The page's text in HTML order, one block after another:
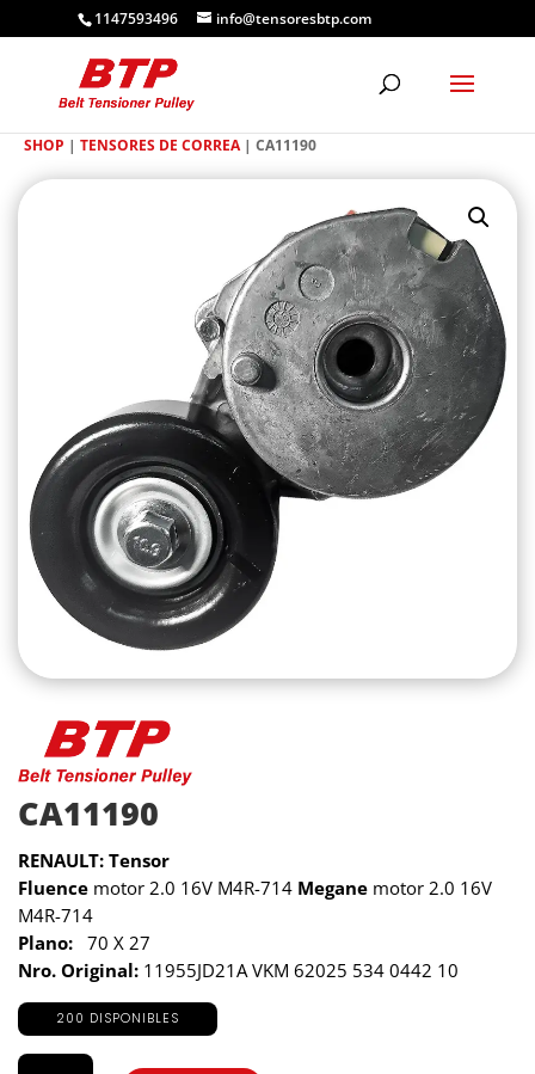
1147593496 info@tensoresbtp.com
SHOP | TENSORES DE CORREA| CA11190
CA11190
RENAULT: Tensor
Fluence motor 2.0 16V M4R-714 Megane motor 2.0 16V
M4R-714
Plano: 70 X 27
Nro. Original: 11955JD21A VKM 62025 534 0442 10
200 DISPONIBLES
CA11190
cantidad